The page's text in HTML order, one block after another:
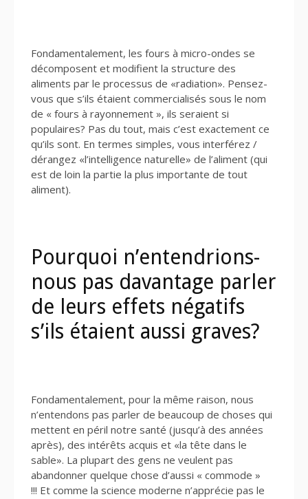
Fondamentalement, les fours à micro-ondes se
décomposent et modifient la structure des
aliments par le processus de «radiation». Pensez-
vous que s’ils étaient commercialisés sous le nom
de « fours à rayonnement », ils seraient si
populaires? Pas du tout, mais c’est exactement ce
qu’ils sont. En termes simples, vous interférez /
dérangez «l’intelligence naturelle» de l’aliment (qui
est de loin la partie la plus importante de tout
aliment).
Pourquoi n’entendrions-
nous pas davantage parler
de leurs effets négatifs
s’ils étaient aussi graves?
Fondamentalement, pour la même raison, nous
n’entendons pas parler de beaucoup de choses qui
mettent en péril notre santé (jusqu’à des années
après), des intérêts acquis et «la tête dans le
sable». La plupart des gens ne veulent pas
abandonner quelque chose d’aussi « commode »
!!! Et comme la science moderne n’apprécie pas le